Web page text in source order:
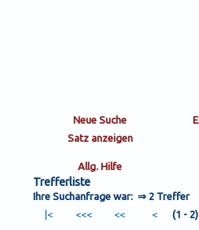
Trefferliste
Ihre Suchanfrage war: ⇒ 2 Treffer
(1 - 2)